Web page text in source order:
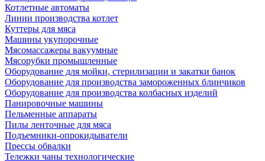
Котлетные автоматы
Линии производства котлет
Куттеры для мяса
Машины укупорочные
Мясомассажеры вакуумные
Мясорубки промышленные
Оборудование для мойки, стерилизации и закатки банок
Оборудование для производства замороженных блинчиков
Оборудование для производства колбасных изделий
Панировочные машины
Пельменные аппараты
Пилы ленточные для мяса
Подъемники-опрокидыватели
Прессы обвалки
Тележки чаны технологические